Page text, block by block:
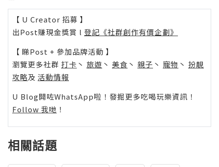
【 U Creator 招募 】
出Post賺現金獎賞 l 登記《社群創作有價企劃》
【 睇Post + 參加品牌活動 】
瀏覽更多社群 打卡 丶 旅遊 丶 美食 丶 親子 丶 寵物 丶 扮靚
攻略及 活動情報
U Blog開咗WhatsApp啦！發掘更多吃喝玩樂資訊！
Follow 我哋 ！
相關話題